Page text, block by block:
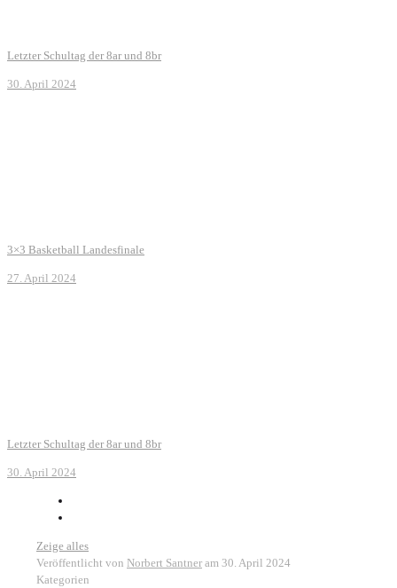
Letzter Schultag der 8ar und 8br
30. April 2024
3×3 Basketball Landesfinale
27. April 2024
Letzter Schultag der 8ar und 8br
30. April 2024
Zeige alles
Veröffentlicht von Norbert Santner am 30. April 2024
Kategorien